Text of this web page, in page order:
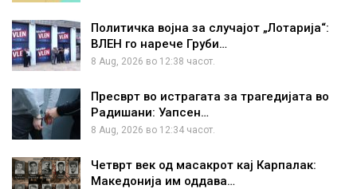
Политичка војна за случајот „Лотарија“:
ВЛЕН го нарече Груби…
8 Aug, 2026 во 12:38 часот.
Пресврт во истрагата за трагедијата во
Радишани: Уапсен…
8 Aug, 2026 во 12:34 часот.
Четврт век од масакрот кај Карпалак:
Македонија им оддава…